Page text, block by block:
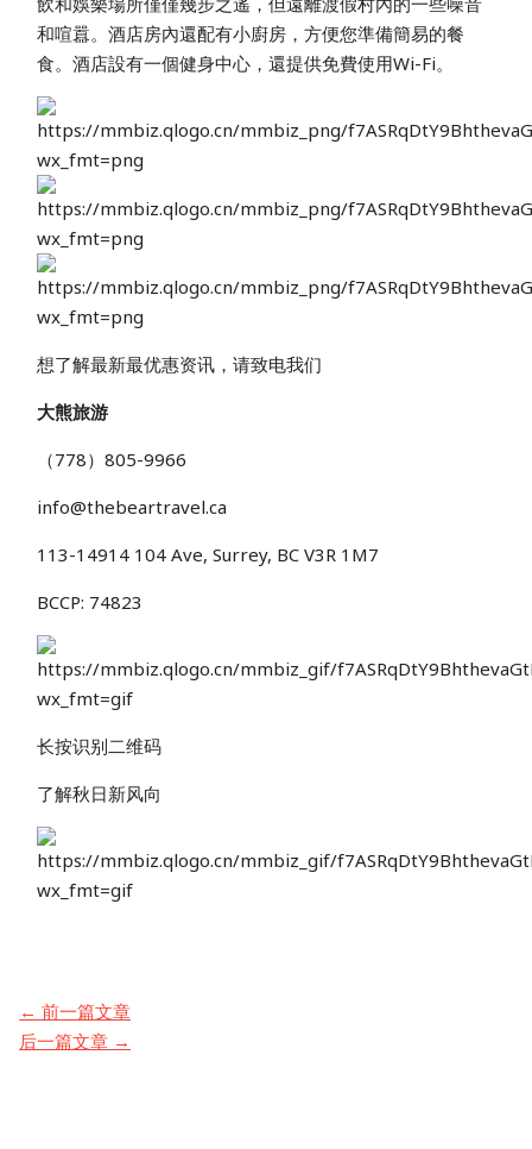
和喧囂。酒店房內還配有小廚房，方便您準備簡易的餐
食。酒店設有一個健身中心，還提供免費使用Wi-Fi。
想了解最新最优惠资讯，请致电我们
大熊旅游
（778）805-9966
info@thebeartravel.ca
113-14914 104 Ave, Surrey, BC V3R 1M7
BCCP: 74823
长按识别二维码
了解秋日新风向
Post
navigation
← 前一篇文章
后一篇文章 →